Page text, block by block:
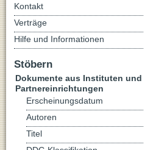
Kontakt
Verträge
Hilfe und Informationen
Stöbern
Dokumente aus Instituten und
Partnereinrichtungen
Erscheinungsdatum
Autoren
Titel